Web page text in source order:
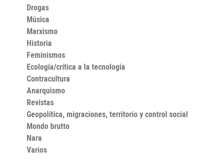
Helios Gómez Rodríguez y Mariano Rodríguez
Vázquez.
Drogas
Música
Marxismo
Historia
Feminismos
Ecología/crítica a la tecnología
Contracultura
Anarquismo
Revistas
Geopolítica, migraciones, territorio y control social
Mondo brutto
Nara
Varios